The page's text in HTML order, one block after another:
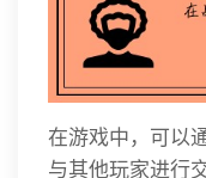
在游戏中，可以
与其他玩家进行